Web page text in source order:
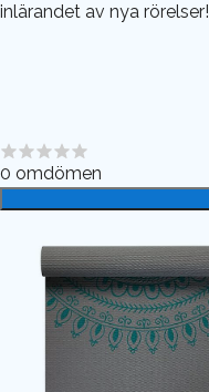
inlärandet av nya rörelser!
0 omdömen